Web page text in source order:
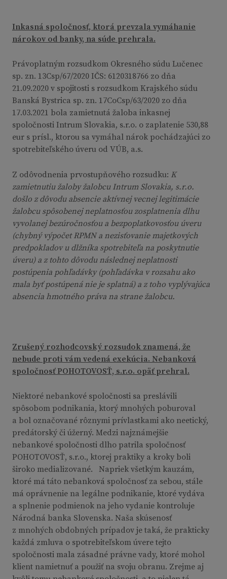
Inkasná spoločnosť, ktorá prevzala vymáhanie
nárokov od banky, na súde prehrala.
Právoplatným rozsudkom Okresného súdu Lučenec
sp. zn. 13Csp/67/2020 IČS: 6120318766 zo dňa
21.09.2020 v spojitosti s rozsudkom Krajského súdu
Banská Bystrica sp. zn. 17CoCsp/63/2020 zo dňa
17.03.2021 bola zamietnutá žaloba inkasnej
spoločnosti Intrum Slovakia, s.r.o. o zaplatenie 530,88
eur s prísl., ktorou sa vymáhal nárok pochádzajúci zo
spotrebiteľského úveru od VÚB, a.s.
Z odôvodnenia prvostupňového rozsudku: K
zamietnutiu žaloby žalobcu Intrum Slovakia, s.r.o.
došlo z dôvodu absencie aktívnej vecnej legitimácie
žalobcu spôsobenej neplatnosťou zosplatnenia dlhu
vyvolanej bezúročnosťou a bezpoplatkovosťou úveru
(chybný výpočet RPMN a nezisťovanie majetkových
predpokladov u dlžníka spotrebiteľa na poskytnutie
úveru) a z tohto dôvodu následnej neplatnosti
postúpenia pohľadávky (pohľadávka v rozsahu ako
mala byť postúpená nie je splatná) a z toho vyplývajúca
absencia hmotného práva na strane žalobcu.
Zrušený rozhodcovský rozsudok znamená, že
nebude proti vám vedená exekúcia. Nebanková
spoločnosť POHOTOVOSŤ, s.r.o. opäť prehral.
Niektoré nebankové spoločnosti sa preslávili
spôsobom podnikania, ktorý mnohých poburoval
a bol označované rôznymi prívlastkami ako neetický,
predátorský či úžerný. Medzi najznámejšie
nebankové spoločnosti dlho patrila spoločnosť
POHOTOVOSŤ, s.r.o., ktorej praktiky a kroky boli
široko medializované. Napriek všetkým kauzám,
ktoré má táto nebanková spoločnosť za sebou, stále
má oprávnenie na legálne podnikanie, ktoré vydáva
a splnenie podmienok na jeho vydanie kontroluje
Národná banka Slovenska. Naša skúsenosť
z mnohých obdobných prípadov je taká, že prakticky
každá zmluva o spotrebiteľskom úvere tejto
spoločnosti mala zásadné právne vady, ktoré mohol
klient namietnuť a použiť na svoju obranu. Zrejme aj